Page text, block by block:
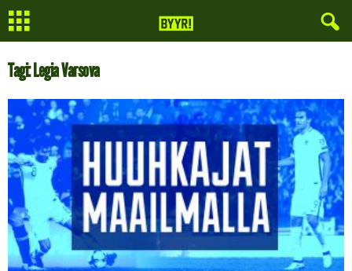
Tagi: Legia Varsova